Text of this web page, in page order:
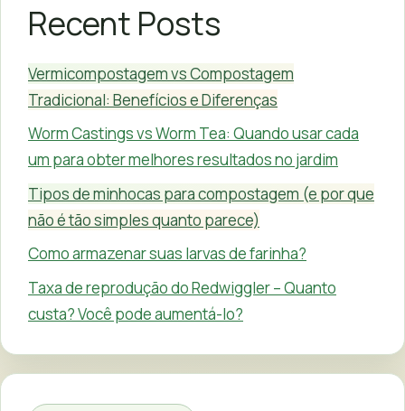
Recent Posts
Vermicompostagem vs Compostagem
Tradicional: Benefícios e Diferenças
Worm Castings vs Worm Tea: Quando usar cada
um para obter melhores resultados no jardim
Tipos de minhocas para compostagem (e por que
não é tão simples quanto parece)
Como armazenar suas larvas de farinha?
Taxa de reprodução do Redwiggler – Quanto
custa? Você pode aumentá-lo?